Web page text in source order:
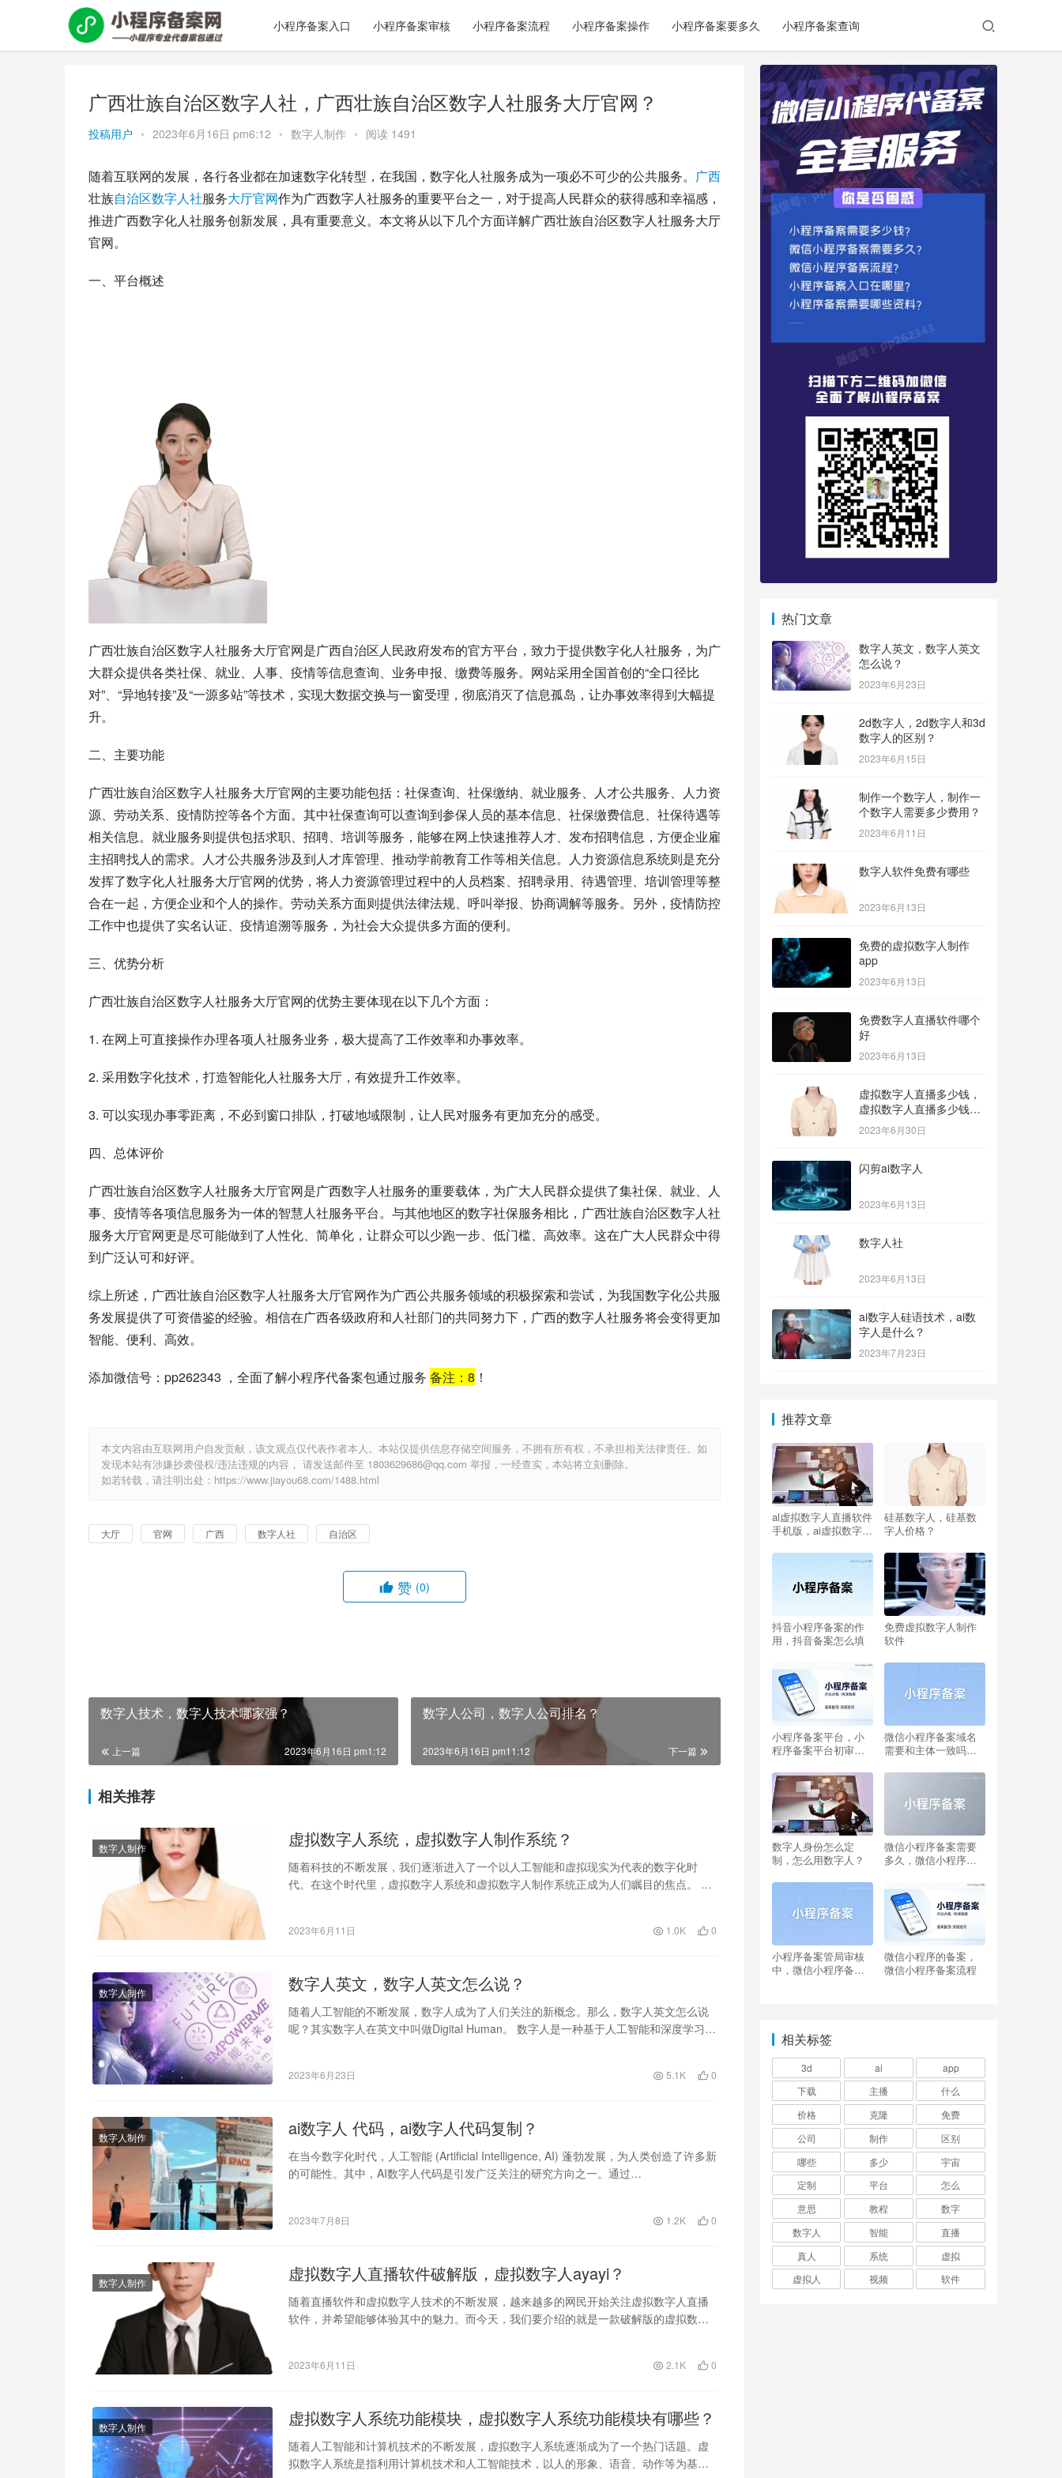
小程序备案入口 小程序备案审核 小程序备案流程 小程序备案操作 小程序备案要多久 小程序备案查询
广西壮族自治区数字人社，广西壮族自治区数字人社服务大厅官网？
投稿用户 • 2023年6月16日 pm6:12 • 数字人制作 • 阅读 1491
随着互联网的发展，各行各业都在加速数字化转型，在我国，数字化人社服务成为一项必不可少的公共服务。 广西
壮族自治区数字人社服务大厅官网作为广西数字人社服务的重要平台之一，对于提高人民群众的获得感和幸福感，
推进广西数字化人社服务创新发展，具有重要意义。本文将从以下几个方面详解广西壮族自治区数字人社服务大厅
官网。
一、平台概述
广西壮族自治区数字人社服务大厅官网是广西自治区人民政府发布的官方平台，致力于提供数字化人社服务，为广
大群众提供各类社保、就业、人事、疫情等信息查询、业务申报、缴费等服务。网站采用全国首创的“全口径比
对”、“异地转接”及“一源多站”等技术，实现大数据交换与一窗受理，彻底消灭了信息孤岛，让办事效率得到大幅提
升。
二、主要功能
广西壮族自治区数字人社服务大厅官网的主要功能包括：社保查询、社保缴纳、就业服务、人才公共服务、人力资
源、劳动关系、疫情防控等各个方面。其中社保查询可以查询到参保人员的基本信息、社保缴费信息、社保待遇等
相关信息。就业服务则提供包括求职、招聘、培训等服务，能够在网上快速推荐人才、发布招聘信息，方便企业雇
主招聘找人的需求。人才公共服务涉及到人才库管理、推动学前教育工作等相关信息。人力资源信息系统则是充分
发挥了数字化人社服务大厅官网的优势，将人力资源管理过程中的人员档案、招聘录用、待遇管理、培训管理等整
合在一起，方便企业和个人的操作。劳动关系方面则提供法律法规、呼叫举报、协商调解等服务。另外，疫情防控
工作中也提供了实名认证、疫情追溯等服务，为社会大众提供多方面的便利。
三、优势分析
广西壮族自治区数字人社服务大厅官网的优势主要体现在以下几个方面：
1. 在网上可直接操作办理各项人社服务业务，极大提高了工作效率和办事效率。
2. 采用数字化技术，打造智能化人社服务大厅，有效提升工作效率。
3. 可以实现办事零距离，不必到窗口排队，打破地域限制，让人民对服务有更加充分的感受。
四、总体评价
广西壮族自治区数字人社服务大厅官网是广西数字人社服务的重要载体，为广大人民群众提供了集社保、就业、人
事、疫情等各项信息服务为一体的智慧人社服务平台。与其他地区的数字社保服务相比，广西壮族自治区数字人社
服务大厅官网更是尽可能做到了人性化、简单化，让群众可以少跑一步、低门槛、高效率。这在广大人民群众中得
到广泛认可和好评。
综上所述，广西壮族自治区数字人社服务大厅官网作为广西公共服务领域的积极探索和尝试，为我国数字化公共服
务发展提供了可资借鉴的经验。相信在广西各级政府和人社部门的共同努力下，广西的数字人社服务将会变得更加
智能、便利、高效。
添加微信号：pp262343 ，全面了解小程序代备案包通过服务 备注： 8 ！
本文内容由互联网用户自发贡献，该文观点仅代表作者本人。本站仅提供信息存储空间服务，不拥有所有权，不承担相关法律责任。如
发现本站有涉嫌抄袭侵权/违法违规的内容， 请发送邮件至 1803629686@qq.com 举报，一经查实，本站将立刻删除。
如若转载，请注明出处：https://www.jiayou68.com/1488.html
大厅 官网 广西 数字人社 自治区
赞 (0)
数字人技术，数字人技术哪家强？
上一篇 2023年6月16日 pm1:12
数字人公司，数字人公司排名？
下一篇
2023年6月16日 pm11:12
相关推荐
数字人制作 虚拟数字人系统，虚拟数字人制作系统？
随着科技的不断发展，我们逐渐进入了一个以人工智能和虚拟现实为代表的数字化时
代。在这个时代里，虚拟数字人系统和虚拟数字人制作系统正成为人们瞩目的焦点。 虚
2023年6月11日 1.0K 0
数字人制作 数字人英文，数字人英文怎么说？
随着人工智能的不断发展，数字人成为了人们关注的新概念。那么，数字人英文怎么说
呢？其实数字人在英文中叫做Digital Human。 数字人是一种基于人工智能和深度学习技
2023年6月23日 5.1K 0
数字人制作 ai数字人 代码，ai数字人代码复制？
在当今数字化时代，人工智能 (Artificial Intelligence, AI) 蓬勃发展，为人类创造了许多新
的可能性。其中，AI数字人代码是引发广泛关注的研究方向之一。通过…
2023年7月8日 1.2K 0
数字人制作 虚拟数字人直播软件破解版，虚拟数字人ayayi？
随着直播软件和虚拟数字人技术的不断发展，越来越多的网民开始关注虚拟数字人直播
软件，并希望能够体验其中的魅力。而今天，我们要介绍的就是一款破解版的虚拟数字
2023年6月11日 2.1K 0
数字人制作 虚拟数字人系统功能模块，虚拟数字人系统功能模块有哪些？
随着人工智能和计算机技术的不断发展，虚拟数字人系统逐渐成为了一个热门话题。虚
拟数字人系统是指利用计算机技术和人工智能技术，以人的形象、语音、动作等为基
热门文章
数字人英文，数字人英文
怎么说？
2023年6月23日
2d数字人，2d数字人和3d
数字人的区别？
2023年6月15日
制作一个数字人，制作一
个数字人需要多少费用？
2023年6月11日
数字人软件免费有哪些
2023年6月13日
免费的虚拟数字人制作
app
2023年6月13日
免费数字人直播软件哪个
好
2023年6月13日
虚拟数字人直播多少钱，
虚拟数字人直播多少钱一
个？
2023年6月30日
闪剪ai数字人
2023年6月13日
数字人社
2023年6月13日
ai数字人硅语技术，ai数
字人是什么？
2023年7月23日
推荐文章
al虚拟数字人直播软件
手机版，ai虚拟数字人
硅基数字人，硅基数
字人价格？
抖音小程序备案的作
用，抖音备案怎么填
免费虚拟数字人制作
软件
小程序备案平台，小
程序备案平台初审是
我们
微信小程序备案域名
需要和主体一致吗，
必须是企业才行么
数字人身份怎么定
制，怎么用数字人？
微信小程序备案需要
多久，微信小程序备
小程序备案管局审核
中，微信小程序备案
微信小程序的备案，
微信小程序备案流程
相关标签
3d ai
app
下载
主播
什么
价格
克隆
免费
公司
制作
区别
哪些
多少
宇宙
定制
平台
怎么
意思
教程
数字
数字人
智能
直播
真人
系统
虚拟
虚拟人
视频 软件